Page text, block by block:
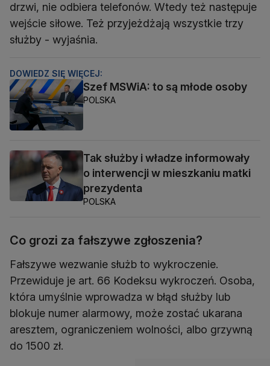
drzwi, nie odbiera telefonów. Wtedy też następuje
wejście siłowe. Też przyjeżdżają wszystkie trzy
służby - wyjaśnia.
DOWIEDZ SIĘ WIĘCEJ:
Szef MSWiA: to są młode osoby
POLSKA
Tak służby i władze informowały
o interwencji w mieszkaniu matki
prezydenta
POLSKA
Co grozi za fałszywe zgłoszenia?
Fałszywe wezwanie służb to wykroczenie.
Przewiduje je art. 66 Kodeksu wykroczeń. Osoba,
która umyślnie wprowadza w błąd służby lub
blokuje numer alarmowy, może zostać ukarana
aresztem, ograniczeniem wolności, albo grzywną
do 1500 zł.